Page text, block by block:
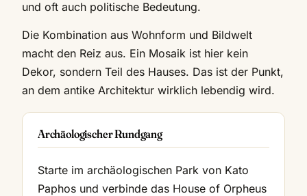
und oft auch politische Bedeutung.
Die Kombination aus Wohnform und Bildwelt
macht den Reiz aus. Ein Mosaik ist hier kein
Dekor, sondern Teil des Hauses. Das ist der Punkt,
an dem antike Architektur wirklich lebendig wird.
Archäologischer Rundgang
Starte im archäologischen Park von Kato
Paphos und verbinde das House of Orpheus